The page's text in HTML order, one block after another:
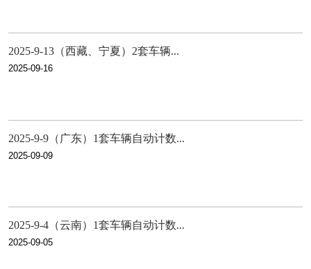
2025-9-13（西藏、宁夏）2套车辆...
2025-09-16
2025-9-9（广东）1套车辆自动计数...
2025-09-09
2025-9-4（云南）1套车辆自动计数...
2025-09-05